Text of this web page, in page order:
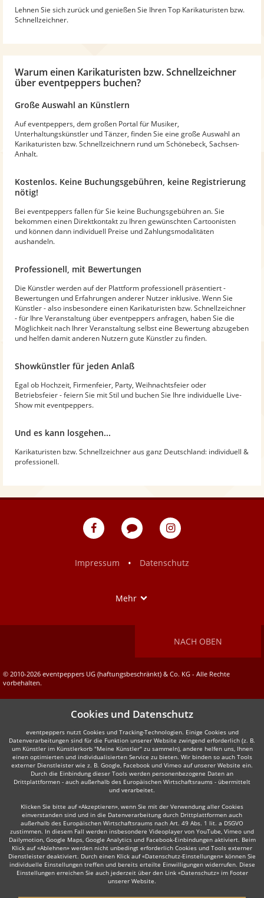
Lehnen Sie sich zurück und genießen Sie Ihren Top Karikaturisten bzw.
Schnellzeichner.
Warum einen Karikaturisten bzw. Schnellzeichner
über eventpeppers buchen?
Große Auswahl an Künstlern
Auf eventpeppers, dem großen Portal für Musiker,
Unterhaltungskünstler und Tänzer, finden Sie eine große Auswahl an
Karikaturisten bzw. Schnellzeichnern rund um Schönebeck, Sachsen-
Anhalt.
Kostenlos. Keine Buchungsgebühren, keine Registrierung
nötig!
Bei eventpeppers fallen für Sie keine Buchungsgebühren an. Sie
bekommen einen Direktkontakt zu Ihren gewünschten Cartoonisten
und können dann individuell Preise und Zahlungsmodalitäten
aushandeln.
Professionell, mit Bewertungen
Die Künstler werden auf der Plattform professionell präsentiert -
Bewertungen und Erfahrungen anderer Nutzer inklusive. Wenn Sie
Künstler - also insbesondere einen Karikaturisten bzw. Schnellzeichner
- für Ihre Veranstaltung über eventpeppers anfragen, haben Sie die
Möglichkeit nach Ihrer Veranstaltung selbst eine Bewertung abzugeben
und helfen damit anderen Nutzern gute Künstler zu finden.
Showkünstler für jeden Anlaß
Egal ob Hochzeit, Firmenfeier, Party, Weihnachtsfeier oder
Betriebsfeier - feiern Sie mit Stil und buchen Sie Ihre individuelle Live-
Show mit eventpeppers.
Und es kann losgehen...
Karikaturisten bzw. Schnellzeichner aus ganz Deutschland: individuell &
professionell.
eventpeppers
Blog
eventpeppers
Impressum
• Datenschutz
Mehr
NACH OBEN
© 2010-2026 eventpeppers UG (haftungsbeschränkt) & Co. KG - Alle Rechte
vorbehalten.
Cookies und Datenschutz
eventpeppers nutzt Cookies und Tracking-Technologien. Einige Cookies und
Datenverarbeitungen sind für die Funktion unserer Website zwingend erforderlich (z. B.
um Künstler im Künstlerkorb "Meine Künstler" zu sammeln), andere helfen uns, Ihnen
einen optimierten und individualisierten Service zu bieten. Wir binden so auch Tools
externer Dienstleister wie z. B. Google, Facebook und Vimeo auf unserer Website ein.
Durch die Einbindung dieser Tools werden personenbezogene Daten an
Drittplattformen - auch außerhalb des Europäischen Wirtschaftsraums - übermittelt
und verarbeitet.
Klicken Sie bitte auf «Akzeptieren», wenn Sie mit der Verwendung aller Cookies
einverstanden sind und in die Datenverarbeitung durch Drittplattformen auch
außerhalb des Europäischen Wirtschaftsraums nach Art. 49 Abs. 1 lit. a DSGVO
zustimmen. In diesem Fall werden insbesondere Videoplayer von YouTube, Vimeo und
Dailymotion, Google Maps, Google Analytics und Facebook-Einbindungen aktiviert. Beim
Klick auf «Ablehnen» werden nicht unbedingt erforderlich Cookies und Tools externer
Dienstleister deaktiviert. Durch einen Klick auf «Datenschutz-Einstellungen» können Sie
individuelle Einstellungen treffen und bereits erteilte Einwilligungen widerrufen. Diese
Einstellungen erreichen Sie auch jederzeit über den Link «Datenschutz» im Footer
unserer Website.